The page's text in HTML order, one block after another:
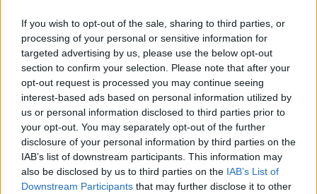
If you wish to opt-out of the sale, sharing to third parties, or
processing of your personal or sensitive information for
targeted advertising by us, please use the below opt-out
section to confirm your selection. Please note that after your
opt-out request is processed you may continue seeing
interest-based ads based on personal information utilized by
us or personal information disclosed to third parties prior to
your opt-out. You may separately opt-out of the further
disclosure of your personal information by third parties on the
IAB’s list of downstream participants. This information may
also be disclosed by us to third parties on the IAB’s List of
Downstream Participants that may further disclose it to other
rivelato da una analisi di Transport &
Environment. Nelle prossime righe analizzeremo gli
ulteriori dettagli su questo argomento.
Questa rinuncia dell’Unione
Europea potrebbe costare
molto a livello economico e
sull’occupazione: tutti i